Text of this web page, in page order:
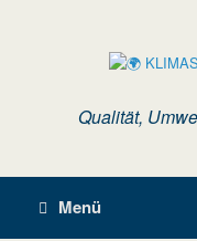
Qualität,
Menü